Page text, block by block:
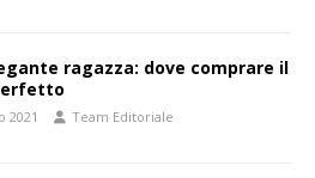
ragazza: dove comprare il
2021 Team Editoriale